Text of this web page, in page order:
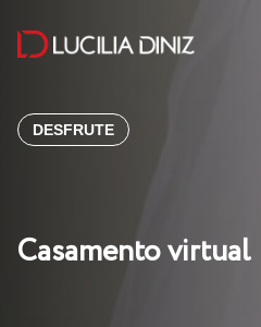
DESFRUTE
Casamento virtual